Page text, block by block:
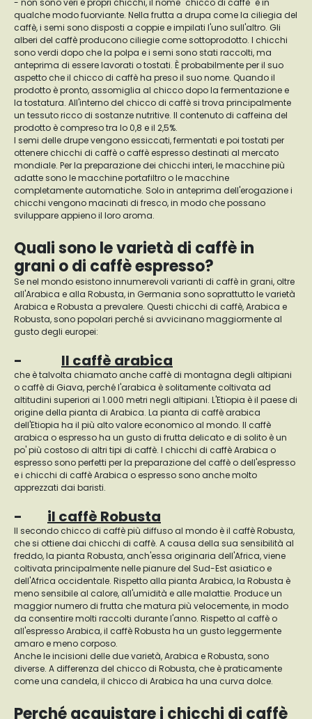
- non sono veri e propri chicchi, il nome "chicco di caffè" è in
qualche modo fuorviante. Nella frutta a drupa come la ciliegia del
caffè, i semi sono disposti a coppie e impilati l'uno sull'altro. Gli
alberi del caffè producono ciliegie come sottoprodotto. I chicchi
sono verdi dopo che la polpa e i semi sono stati raccolti, ma
anteprima di essere lavorati o tostati. È probabilmente per il suo
aspetto che il chicco di caffè ha preso il suo nome. Quando il
prodotto è pronto, assomiglia al chicco dopo la fermentazione e
la tostatura. All'interno del chicco di caffè si trova principalmente
un tessuto ricco di sostanze nutritive. Il contenuto di caffeina del
prodotto è compreso tra lo 0,8 e il 2,5%.
I semi delle drupe vengono essiccati, fermentati e poi tostati per
ottenere chicchi di caffè o caffè espresso destinati al mercato
mondiale. Per la preparazione dei chicchi interi, le macchine più
adatte sono le macchine portafiltro o le macchine
completamente automatiche. Solo in anteprima dell'erogazione i
chicchi vengono macinati di fresco, in modo che possano
sviluppare appieno il loro aroma.
Quali sono le varietà di caffè in
grani o di caffè espresso?
Se nel mondo esistono innumerevoli varianti di caffè in grani, oltre
all'Arabica e alla Robusta, in Germania sono soprattutto le varietà
Arabica e Robusta a prevalere. Questi chicchi di caffè, Arabica e
Robusta, sono popolari perché si avvicinano maggiormente al
gusto degli europei:
- Il caffè arabica
che è talvolta chiamato anche caffè di montagna degli altipiani
o caffè di Giava, perché l'arabica è solitamente coltivata ad
altitudini superiori ai 1.000 metri negli altipiani. L'Etiopia è il paese di
origine della pianta di Arabica. La pianta di caffè arabica
dell'Etiopia ha il più alto valore economico al mondo. Il caffè
arabica o espresso ha un gusto di frutta delicato e di solito è un
po' più costoso di altri tipi di caffè. I chicchi di caffè Arabica o
espresso sono perfetti per la preparazione del caffè o dell'espresso
e i chicchi di caffè Arabica o espresso sono anche molto
apprezzati dai baristi.
- il caffè Robusta
Il secondo chicco di caffè più diffuso al mondo è il caffè Robusta,
che si ottiene dai chicchi di caffè. A causa della sua sensibilità al
freddo, la pianta Robusta, anch'essa originaria dell'Africa, viene
coltivata principalmente nelle pianure del Sud-Est asiatico e
dell'Africa occidentale. Rispetto alla pianta Arabica, la Robusta è
meno sensibile al calore, all'umidità e alle malattie. Produce un
maggior numero di frutta che matura più velocemente, in modo
da consentire molti raccolti durante l'anno. Rispetto al caffè o
all'espresso Arabica, il caffè Robusta ha un gusto leggermente
amaro e meno corposo.
Anche le incisioni delle due varietà, Arabica e Robusta, sono
diverse. A differenza del chicco di Robusta, che è praticamente
come una candela, il chicco di Arabica ha una curva dolce.
Perché acquistare i chicchi di caffè